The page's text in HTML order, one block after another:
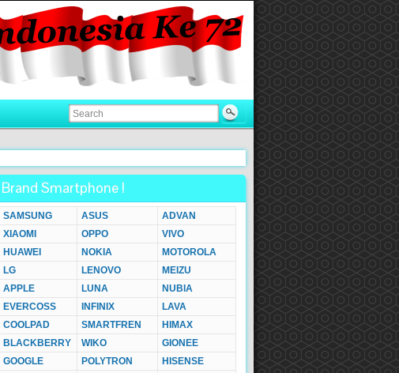
Brand Smartphone !
SAMSUNG ASUS
ADVAN
XIAOMI
OPPO
VIVO
HUAWEI
NOKIA
MOTOROLA
LG
LENOVO
MEIZU
APPLE
LUNA
NUBIA
EVERCOSS
INFINIX
LAVA
COOLPAD
SMARTFREN
HIMAX
BLACKBERRY
WIKO
GIONEE
GOOGLE
POLYTRON
HISENSE